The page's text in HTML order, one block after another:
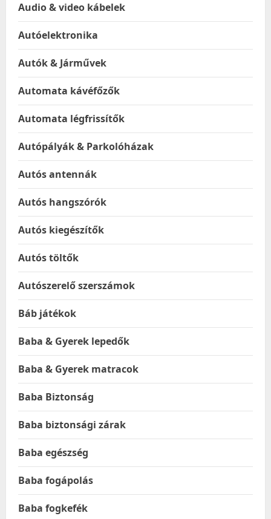
Audio & video kábelek
Autóelektronika
Autók & Járművek
Automata kávéfőzők
Automata légfrissítők
Autópályák & Parkolóházak
Autós antennák
Autós hangszórók
Autós kiegészítők
Autós töltők
Autószerelő szerszámok
Báb játékok
Baba & Gyerek lepedők
Baba & Gyerek matracok
Baba Biztonság
Baba biztonsági zárak
Baba egészség
Baba fogápolás
Baba fogkefék